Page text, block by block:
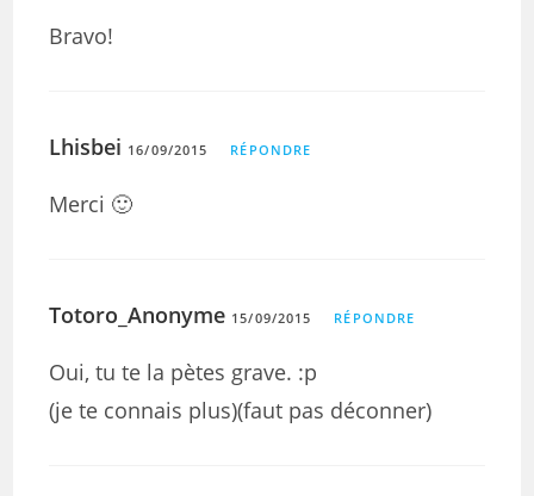
Bravo!
Lhisbei 16/09/2015 RÉPONDRE
Merci 🙂
Totoro_Anonyme 15/09/2015 RÉPONDRE
Oui, tu te la pètes grave. :p
(je te connais plus)(faut pas déconner)